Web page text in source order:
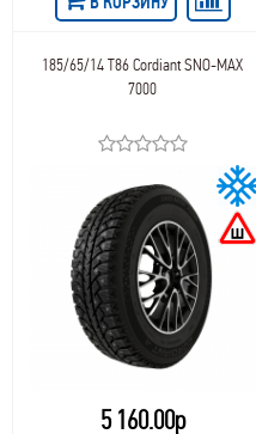
185/65/14 T86 Cordiant SNO-MAX
7000
5 160.00р